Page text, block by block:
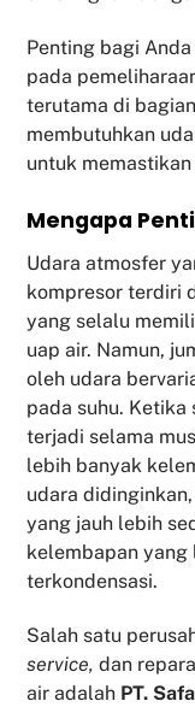
Penting bagi
pada
terutama di
membutuhkan
untuk
Mengapa
Udara atmosfer
kompresor terdiri
yang selalu
uap air. Namun,
oleh udara
pada suhu. Ketika
terjadi selama
lebih banyak
udara
yang jauh lebih
kelembapan yang
terkondensasi.
Salah satu
service, dan
air adalah PT.